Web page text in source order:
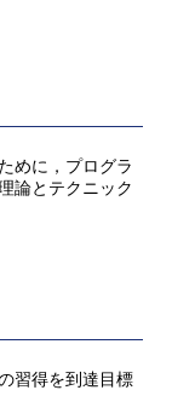
めに，プログラ
論とテクニック
習得を到達目標